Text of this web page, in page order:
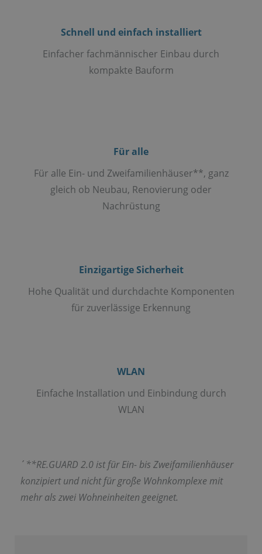
Schnell und einfach installiert
Einfacher fachmännischer Einbau durch
kompakte Bauform
Für alle
Für alle Ein- und Zweifamilienhäuser**, ganz
gleich ob Neubau, Renovierung oder
Nachrüstung
Einzigartige Sicherheit
Hohe Qualität und durchdachte Komponenten
für zuverlässige Erkennung
WLAN
Einfache Installation und Einbindung durch
WLAN
´ **RE.GUARD 2.0 ist für Ein- bis Zweifamilienhäuser
konzipiert und nicht für große Wohnkomplexe mit
mehr als zwei Wohneinheiten geeignet.